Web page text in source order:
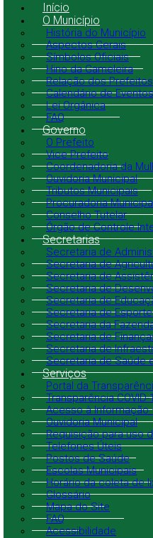
Início
O Município
História do Município
Aspectos Gerais
Símbolos Oficiais
Hino da Gameleira
Relação dos Prefeitos
Calendário de Eventos
Lei Orgânica
FAQ
Governo
O Prefeito
Vice Prefeito
Coordenadoria da
Ouvidoria Municipal
Tributos Municipais
Procuradoria
Conselho Tutelar
Órgão de Controle
Secretarias
Secretaria de
Secretaria de
Secretaria de
Secretaria de
Secretaria de
Secretaria de
Secretaria da
Secretaria de
Secretaria de
Secretaria de Saúde
Serviços
Portal da
Transparência COVID-
Acesso à Informação
Ouvidoria Municipal
Requisição para uso
Telefones Úteis
Postos de Saúde
Escolas Municipais
Horário da coleta de
Glossário
Mapa do Site
FAQ
Acessibilidade